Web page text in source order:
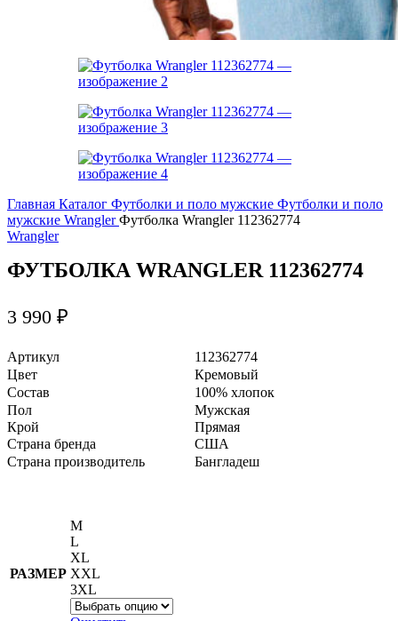
Главная Каталог Футболки и поло мужские Футболки и поло
мужские WranglerФутболка Wrangler 112362774
Wrangler
ФУТБОЛКА WRANGLER 112362774
3 990 ₽
Артикул
112362774
Цвет
Кремовый
Состав
100% хлопок
Пол
Мужская
Крой
Прямая
Страна бренда
США
Страна производитель
Бангладеш
РАЗМЕР
M
L
XL
XXL
3XL